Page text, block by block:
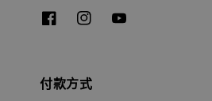
付款方式